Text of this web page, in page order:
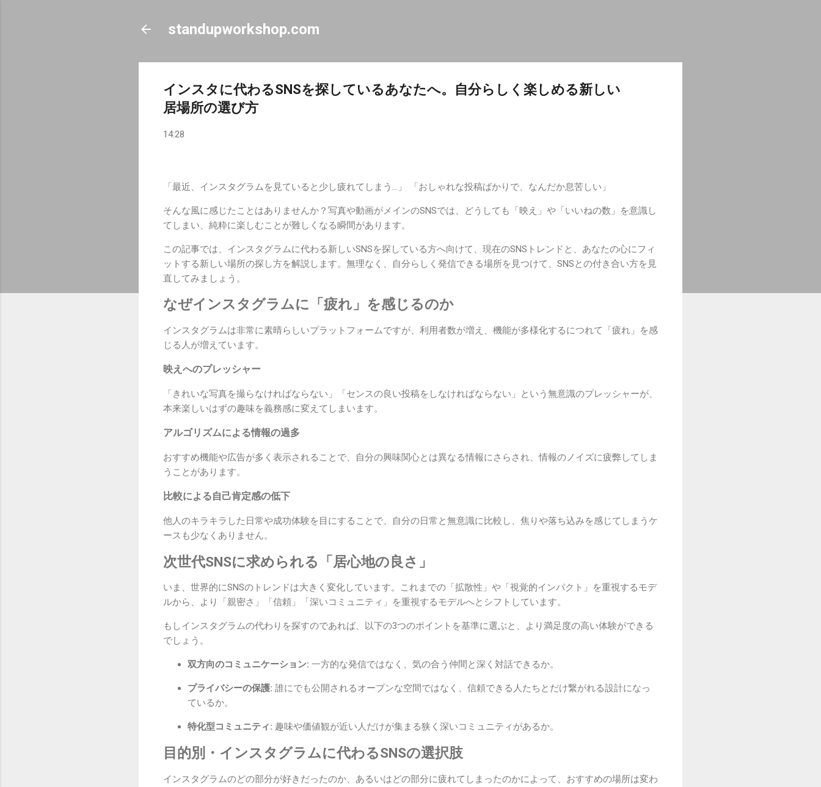
standupworkshop.com
インスタに代わるSNSを探しているあなたへ。自分らしく楽しめる新しい
居場所の選び方
14:28
「最近、インスタグラムを見ていると少し疲れてしまう…」 「おしゃれな投稿ばかりで、なんだか息苦しい」
そんな風に感じたことはありませんか？写真や動画がメインのSNSでは、どうしても「映え」や「いいねの数」を意識し
てしまい、純粋に楽しむことが難しくなる瞬間があります。
この記事では、インスタグラムに代わる新しいSNSを探している方へ向けて、現在のSNSトレンドと、あなたの心にフィ
ットする新しい場所の探し方を解説します。無理なく、自分らしく発信できる場所を見つけて、SNSとの付き合い方を見
直してみましょう。
なぜインスタグラムに「疲れ」を感じるのか
インスタグラムは非常に素晴らしいプラットフォームですが、利用者数が増え、機能が多様化するにつれて「疲れ」を感
じる人が増えています。
映えへのプレッシャー
「きれいな写真を撮らなければならない」「センスの良い投稿をしなければならない」という無意識のプレッシャーが、
本来楽しいはずの趣味を義務感に変えてしまいます。
アルゴリズムによる情報の過多
おすすめ機能や広告が多く表示されることで、自分の興味関心とは異なる情報にさらされ、情報のノイズに疲弊してしま
うことがあります。
比較による自己肯定感の低下
他人のキラキラした日常や成功体験を目にすることで、自分の日常と無意識に比較し、焦りや落ち込みを感じてしまうケ
ースも少なくありません。
次世代SNSに求められる「居心地の良さ」
いま、世界的にSNSのトレンドは大きく変化しています。これまでの「拡散性」や「視覚的インパクト」を重視するモデ
ルから、より「親密さ」「信頼」「深いコミュニティ」を重視するモデルへとシフトしています。
もしインスタグラムの代わりを探すのであれば、以下の3つのポイントを基準に選ぶと、より満足度の高い体験ができる
でしょう。
双方向のコミュニケーション: 一方的な発信ではなく、気の合う仲間と深く対話できるか。
プライバシーの保護: 誰にでも公開されるオープンな空間ではなく、信頼できる人たちとだけ繋がれる設計になっ
ているか。
特化型コミュニティ: 趣味や価値観が近い人だけが集まる狭く深いコミュニティがあるか。
目的別・インスタグラムに代わるSNSの選択肢
インスタグラムのどの部分が好きだったのか、あるいはどの部分に疲れてしまったのかによって、おすすめの場所は変わ